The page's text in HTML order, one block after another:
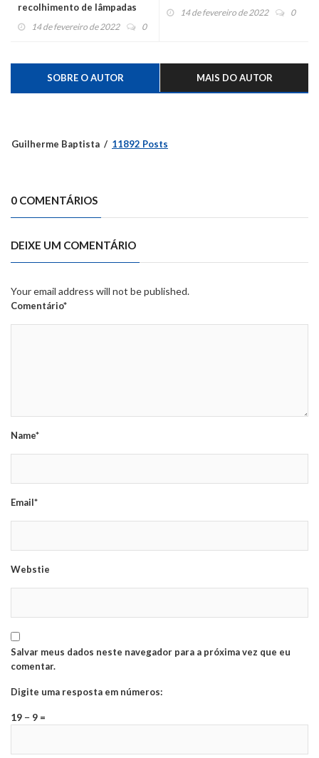
recolhimento de lâmpadas
usadas14 de fevereiro de 2022 0
14 de fevereiro de 2022 0
SOBRE O AUTOR MAIS DO AUTOR
Guilherme Baptista 11892 Posts
0 COMENTÁRIOS
DEIXE UM COMENTÁRIO
Your email address will not be published.
Comentário*
Name*
Email*
Webstie
Salvar meus dados neste navegador para a próxima vez que eu
comentar.
Digite uma resposta em números:
19 − 9 =